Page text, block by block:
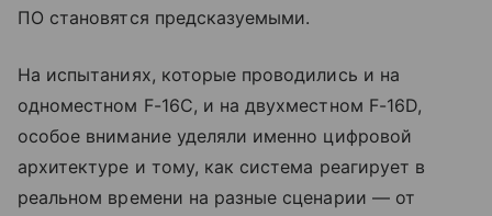
ПО становятся предсказуемыми.
На испытаниях, которые проводились и на
одноместном F-16C, и на двухместном F-16D,
особое внимание уделяли именно цифровой
архитектуре и тому, как система реагирует в
реальном времени на разные сценарии — от